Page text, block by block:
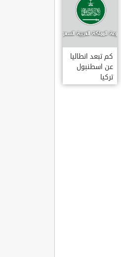
كم تبعد انطاليا
عن اسطنبول
تركيا